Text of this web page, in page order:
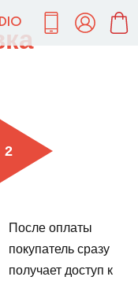
После оплаты
покупатель сразу
получает доступ к